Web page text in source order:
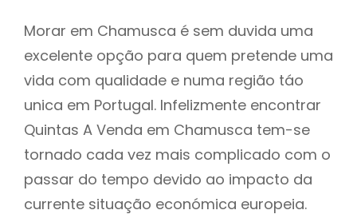
Morar em Chamusca é sem duvida uma
excelente opção para quem pretende uma
vida com qualidade e numa região táo
unica em Portugal. Infelizmente encontrar
Quintas A Venda em Chamusca tem-se
tornado cada vez mais complicado com o
passar do tempo devido ao impacto da
currente situação económica europeia.